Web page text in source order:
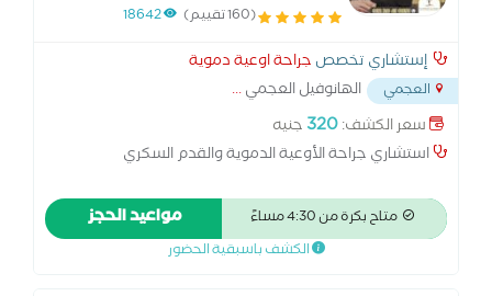
(160 تقييم) 18642
إستشاري تخصص جراحة اوعية دموية
العجمي الهانوفيل العجمي...
سعر الكشف:320 جنيه
استشاري جراحة الأوعية الدموية والقدم السكري
متاح بكرة من 4:30 مساءً مواعيد الحجز
الكشف باسبقية الحضور